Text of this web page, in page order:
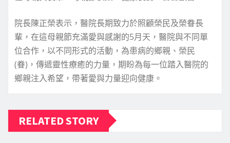
院長陳正榮表示，醫院長期致力於照顧榮民及榮眷長
輩，在這母親節充滿愛與感謝的5月天，醫院與不同單
位合作，以不同形式的活動，為患病的鄉親、榮民
(眷)，傳遞靈性療癒的力量，期盼為每一位踏入醫院的
鄉親注入希望，帶著愛與力量迎向健康。
RELATED STORY